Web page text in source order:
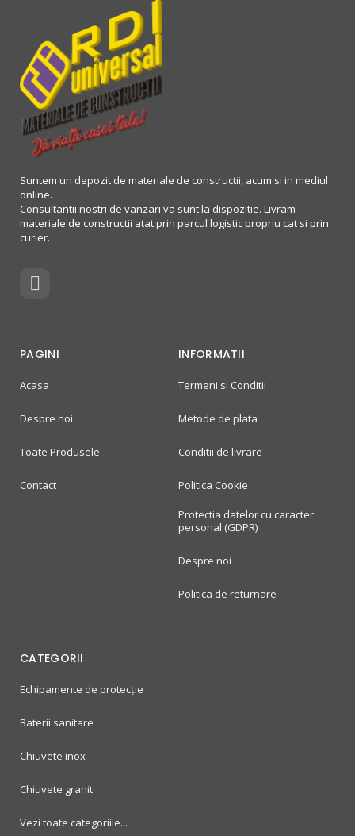
Suntem un depozit de materiale de constructii, acum si in mediul
online.
Consultantii nostri de vanzari va sunt la dispozitie. Livram
materiale de constructii atat prin parcul logistic propriu cat si prin
curier.
PAGINI
Acasa
Despre noi
Toate Produsele
Contact
INFORMATII
Termeni si Conditii
Metode de plata
Conditii de livrare
Politica Cookie
Protectia datelor cu caracter
personal (GDPR)
Despre noi
Politica de returnare
CATEGORII
Echipamente de protecție
Baterii sanitare
Chiuvete inox
Chiuvete granit
Vezi toate categoriile...